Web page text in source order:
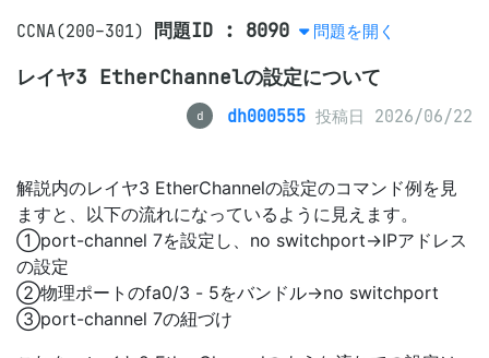
CCNA(200-301) 問題ID : 8090 問題を開く
レイヤ3 EtherChannelの設定について
d dh000555 投稿日 2026/06/22
解説内のレイヤ3 EtherChannelの設定のコマンド例を見
ますと、以下の流れになっているように見えます。
①port-channel 7を設定し、no switchport→IPアドレス
の設定
②物理ポートのfa0/3 - 5をバンドル→no switchport
③port-channel 7の紐づけ